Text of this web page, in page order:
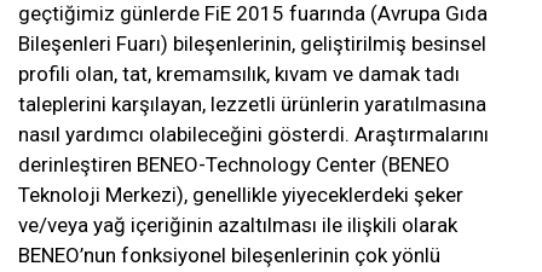
geçtiğimiz günlerde FiE 2015 fuarında (Avrupa Gıda
Bileşenleri Fuarı) bileşenlerinin, geliştirilmiş besinsel
profili olan, tat, kremamsılık, kıvam ve damak tadı
taleplerini karşılayan, lezzetli ürünlerin yaratılmasına
nasıl yardımcı olabileceğini gösterdi. Araştırmalarını
derinleştiren BENEO-Technology Center (BENEO
Teknoloji Merkezi), genellikle yiyeceklerdeki şeker
ve/veya yağ içeriğinin azaltılması ile ilişkili olarak
BENEO’nun fonksiyonel bileşenlerinin çok yönlü